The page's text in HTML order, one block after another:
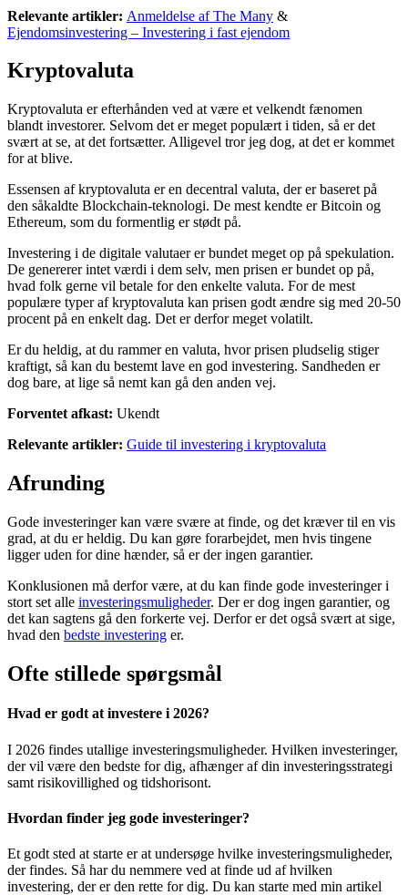
Relevante artikler: Anmeldelse af The Many &
Ejendomsinvestering – Investering i fast ejendom
Kryptovaluta
Kryptovaluta er efterhånden ved at være et velkendt fænomen
blandt investorer. Selvom det er meget populært i tiden, så er det
svært at se, at det fortsætter. Alligevel tror jeg dog, at det er kommet
for at blive.
Essensen af kryptovaluta er en decentral valuta, der er baseret på
den såkaldte Blockchain-teknologi. De mest kendte er Bitcoin og
Ethereum, som du formentlig er stødt på.
Investering i de digitale valutaer er bundet meget op på spekulation.
De genererer intet værdi i dem selv, men prisen er bundet op på,
hvad folk gerne vil betale for den enkelte valuta. For de mest
populære typer af kryptovaluta kan prisen godt ændre sig med 20-50
procent på en enkelt dag. Det er derfor meget volatilt.
Er du heldig, at du rammer en valuta, hvor prisen pludselig stiger
kraftigt, så kan du bestemt lave en god investering. Sandheden er
dog bare, at lige så nemt kan gå den anden vej.
Forventet afkast: Ukendt
Relevante artikler: Guide til investering i kryptovaluta
Afrunding
Gode investeringer kan være svære at finde, og det kræver til en vis
grad, at du er heldig. Du kan gøre forarbejdet, men hvis tingene
ligger uden for dine hænder, så er der ingen garantier.
Konklusionen må derfor være, at du kan finde gode investeringer i
stort set alle investeringsmuligheder. Der er dog ingen garantier, og
det kan sagtens gå den forkerte vej. Derfor er det også svært at sige,
hvad den bedste investering er.
Ofte stillede spørgsmål
Hvad er godt at investere i 2026?
I 2026 findes utallige investeringsmuligheder. Hvilken investeringer,
der vil være den bedste for dig, afhænger af din investeringsstrategi
samt risikovillighed og tidshorisont.
Hvordan finder jeg gode investeringer?
Et godt sted at starte er at undersøge hvilke investeringsmuligheder,
der findes. Så har du nemmere ved at finde ud af hvilken
investering, der er den rette for dig. Du kan starte med min artikel